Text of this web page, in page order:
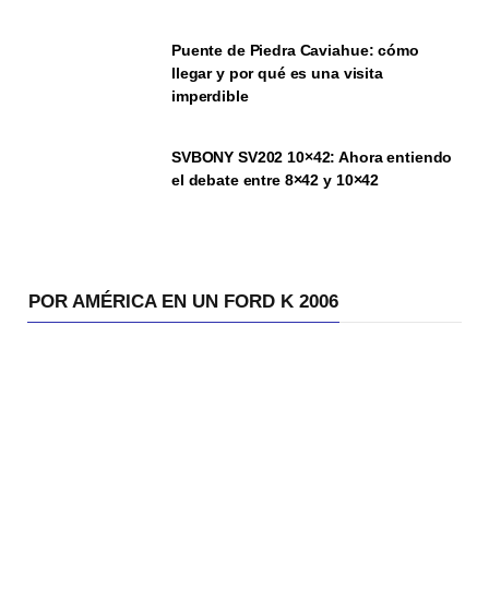
Puente de Piedra Caviahue: cómo
llegar y por qué es una visita
imperdible
SVBONY SV202 10×42: Ahora entiendo
el debate entre 8×42 y 10×42
POR AMÉRICA EN UN FORD K 2006